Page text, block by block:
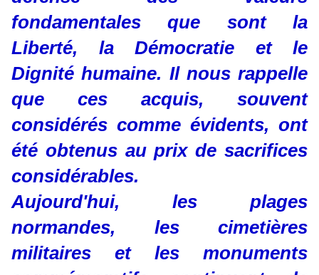
fondamentales que sont la
Liberté, la Démocratie et le
Dignité humaine. Il nous rappelle
que ces acquis, souvent
considérés comme évidents, ont
été obtenus au prix de sacrifices
considérables.
Aujourd'hui, les plages
normandes, les cimetières
militaires et les monuments